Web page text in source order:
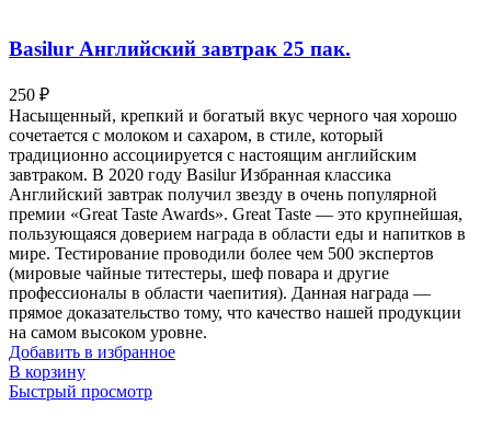
Basilur Английский завтрак 25 пак.
250 ₽
Насыщенный, крепкий и богатый вкус черного чая хорошо
сочетается с молоком и сахаром, в стиле, который
традиционно ассоциируется с настоящим английским
завтраком. В 2020 году Basilur Избранная классика
Английский завтрак получил звезду в очень популярной
премии «Great Taste Awards». Great Taste — это крупнейшая,
пользующаяся доверием награда в области еды и напитков в
мире. Тестирование проводили более чем 500 экспертов
(мировые чайные титестеры, шеф повара и другие
профессионалы в области чаепития). Данная награда —
прямое доказательство тому, что качество нашей продукции
на самом высоком уровне.
Добавить в избранное
В корзину
Быстрый просмотр